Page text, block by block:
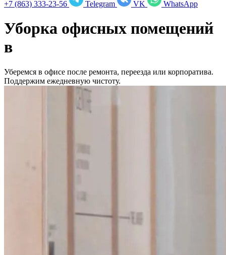
+7 (863) 333-23-56 Telegram VK WhatsApp
Уборка офисных помещений
в
Уберемся в офисе после ремонта, переезда или корпоратива.
Поддержим ежедневную чистоту.